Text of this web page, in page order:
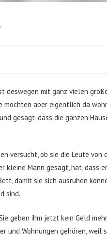
deswegen mit ganz vielen
möchten aber eigentlich da
gesagt, dass die ganzen
versucht, ob sie die Leute von
kleine Mann gesagt, hat, dass
damit sie sich ausruhen
sind.
geben ihm jetzt kein Geld
und Wohnungen gehören, weil